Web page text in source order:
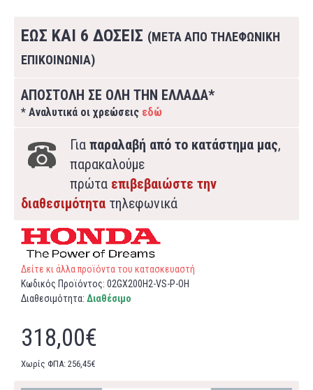
ΕΩΣ ΚΑΙ 6 ΔΟΣΕΙΣ (ΜΕΤΑ ΑΠΟ ΤΗΛΕΦΩΝΙΚΗ
ΕΠΙΚΟΙΝΩΝΙΑ)
ΑΠΟΣΤΟΛΗ ΣΕ ΟΛΗ ΤΗΝ ΕΛΛΑΔΑ*
* Αναλυτικά οι χρεώσεις εδώ
Για παραλαβή από το κατάστημα μας,
παρακαλούμε
πρώτα επιβεβαιώστε την
διαθεσιμότητα τηλεφωνικά
Δείτε κι άλλα προϊόντα του κατασκευαστή
Κωδικός Προϊόντος: 02GX200H2-VS-P-OH
Διαθεσιμότητα: Διαθέσιμο
318,00€
Χωρίς ΦΠΑ: 256,45€